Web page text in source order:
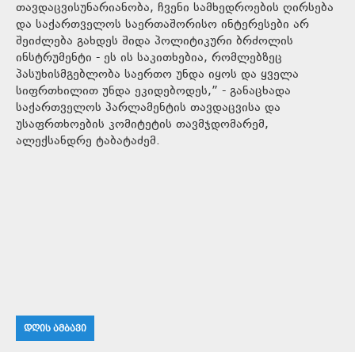
თავდაცვისუნარიანობა, ჩვენი სამხედროების ღირსება
და საქართველოს საერთაშორისო ინტერესები არ
შეიძლება გახდეს შიდა პოლიტიკური ბრძოლის
ინსტრუმენტი - ეს ის საკითხებია, რომლებზეც
პასუხისმგებლობა საერთო უნდა იყოს და ყველა
სიფრთხილით უნდა ეკიდებოდეს,” - განაცხადა
საქართველოს პარლამენტის თავდაცვისა და
უსაფრთხოების კომიტეტის თავმჯდომარემ,
ალექსანდრე ტაბატაძემ.
ᲓᲦᲘᲡ ᲐᲛᲑᲐᲕᲘ